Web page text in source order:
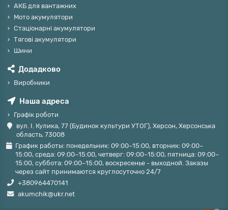
АКБ для вантажних
Мото акумулятори
Стаціонарні акумулятори
Тягові акумулятори
Шини
Додадково
Виробники
Наша адреса
Графік роботи
вул. І. Кулика, 77 (Будинок культури УТОГ), Херсон, Херсонська
область, 73008
График работы: понедельник: 09:00–15:00, вторник: 09:00–
15:00, среда: 09:00–15:00, четверг: 09:00–15:00, пятница: 09:00–
15:00, суббота: 09:00–15:00, воскресенье - выходной. Заказы
через сайт принимаются круглосуточно 24/7
+380964470141
akumchik@ukr.net